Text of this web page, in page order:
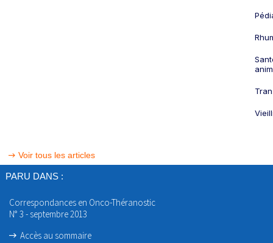
Voir tous les articles
PARU DANS :
Correspondances en Onco-Théranostic
N° 3 - septembre 2013
Accès au sommaire